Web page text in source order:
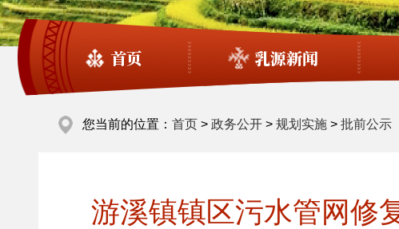
首页 乳源新闻
您当前的位置： 首页 > 政务公开 > 规划实施 > 批前公示
游溪镇镇区污水管网修